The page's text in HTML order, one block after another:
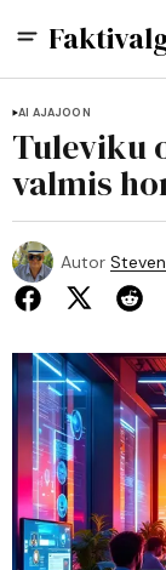
AI AJAJOON
Tuleviku
valmis
Autor